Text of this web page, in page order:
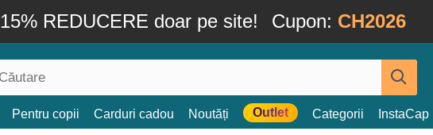
15% REDUCERE doar pe site! Cupon: CH2026
Pentru copii Carduri cadou Noutăți Outlet Categorii InstaCap